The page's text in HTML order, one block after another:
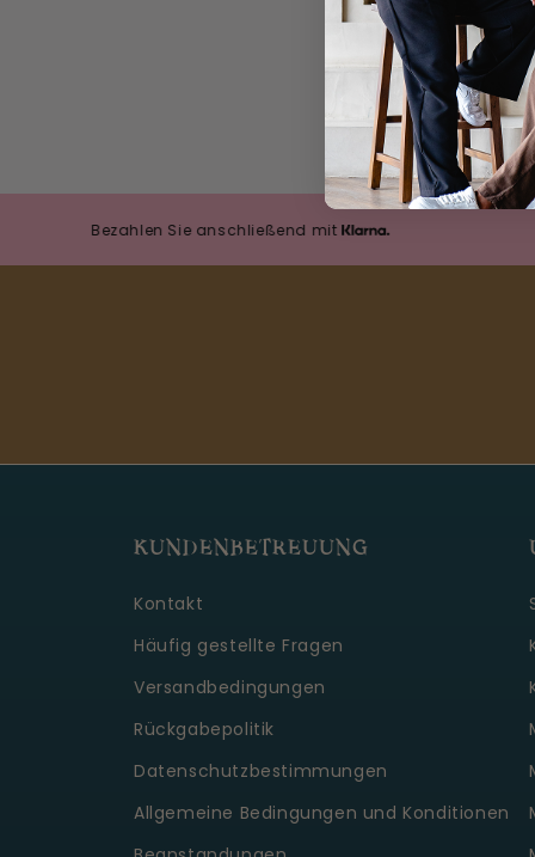
Bezahlen Sie anschließend mit
KUNDENBETREUUNG
Kontakt
Häufig gestellte Fragen
Versandbedingungen
Rückgabepolitik
Datenschutzbestimmungen
Allgemeine Bedingungen und Konditionen